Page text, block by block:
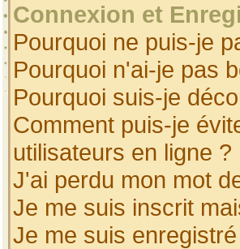
Connexion et
Pourquoi ne puis-je
Pourquoi n'ai-je pas
Pourquoi suis-je
Comment puis-je
utilisateurs en ligne ?
J'ai perdu mon mot
Je me suis inscrit
Je me suis